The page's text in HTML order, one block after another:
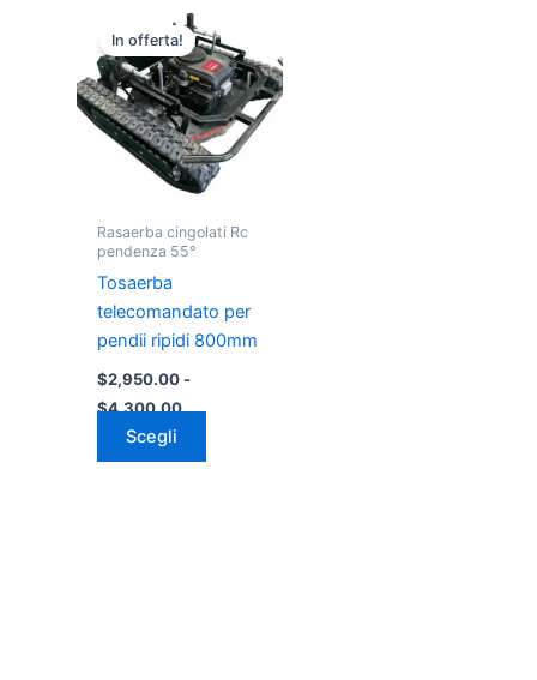
In offerta!
Rasaerba cingolati Rc
pendenza 55°
Tosaerba
telecomandato per
pendii ripidi 800mm
$2,950.00 -
$4,300.00
Fascia
di
prezzo:
da
$2,950.00
a
$4,300.00
Scegli
prodotto
ha
più
varianti.
Le
opzioni
nella
pagina